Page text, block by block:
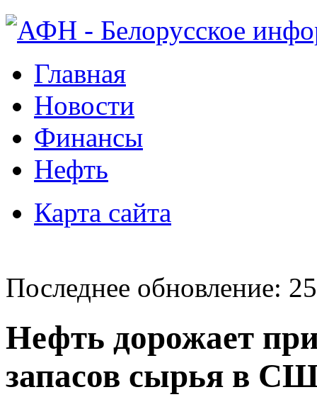
Главная
Новости
Финансы
Нефть
Карта сайта
Последнее обновление:
Нефть дорожает
запасов сырья в